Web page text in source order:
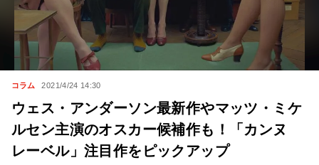
コラム 2021/4/24 14:30
ウェス・アンダーソン最新作やマッツ・ミケ
ルセン主演のオスカー候補作も！「カンヌ
レーベル」注目作をピックアップ